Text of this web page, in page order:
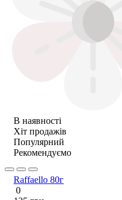
В наявності
Хіт продажів
Популярний
Рекомендуємо
Raffaello 80г
0